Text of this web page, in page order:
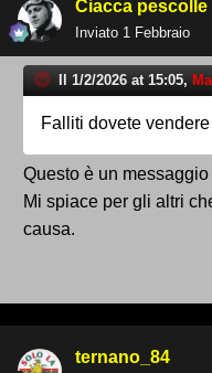
Ciacca pescolle
Inviato 1 Febbraio
Il 1/2/2026 at 15:05,
Falliti dovete
Questo è un
Mi spiace per gli altri
causa.
ternano_84